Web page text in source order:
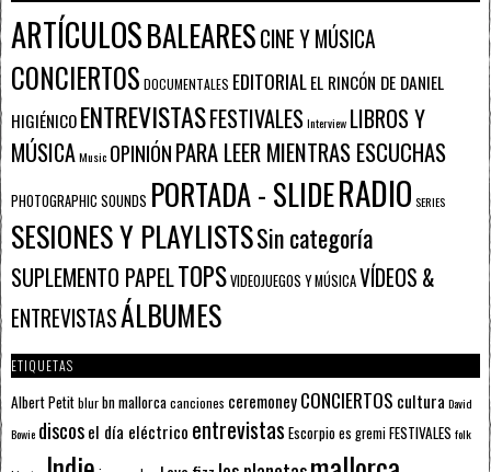
ARTÍCULOSBALEARESCINE Y MÚSICA
CONCIERTOS DOCUMENTALES EDITORIALEL RINCÓN DE DANIEL
HIGIÉNICOENTREVISTASFESTIVALESInterview LIBROS Y
MÚSICAMusic OPINIÓNPARA LEER MIENTRAS ESCUCHAS
PHOTOGRAPHIC SOUNDS PORTADA - SLIDERADIO SERIES
SESIONES Y PLAYLISTSSin categoría
SUPLEMENTO PAPELTOPSVIDEOJUEGOS Y MÚSICAVÍDEOS &
ENTREVISTASÁLBUMES
ETIQUETAS
Albert Petitblurbn mallorcacanciones ceremoneyCONCIERTOS cultura David
Bowie discosel día eléctrico entrevistas Escorpioes gremiFESTIVALES folk